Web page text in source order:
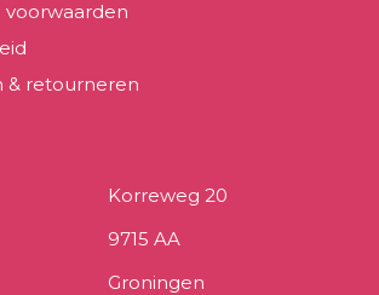
& retourneren
Korreweg 20
9715 AA
Groningen